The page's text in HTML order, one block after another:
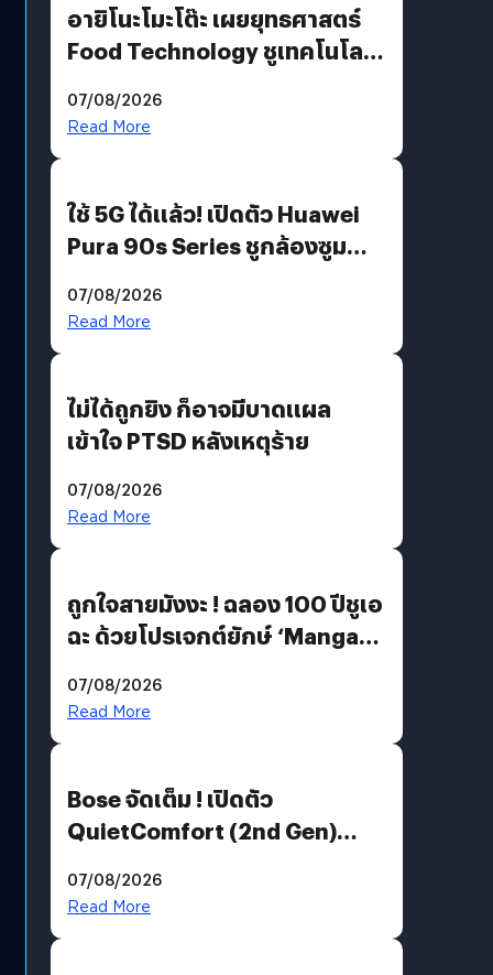
อายิโนะโมะโต๊ะ เผยยุทธศาสตร์
Food Technology ชูเทคโนโลยี
บริโภคและ B2B
07/08/2026
Read More
ใช้ 5G ได้แล้ว! เปิดตัว Huawei
Pura 90s Series ชูกล้องซูม
07/08/2026
Read More
ไม่ได้ถูกยิง ก็อาจมีบาดแผล
เข้าใจ PTSD หลังเหตุร้าย
07/08/2026
Read More
ถูกใจสายมังงะ ! ฉลอง 100 ปีชูเอ
ฉะ ด้วยโปรเจกต์ยักษ์ ‘Manga
มีภาษาไทยด้วย
07/08/2026
Read More
Bose จัดเต็ม ! เปิดตัว
QuietComfort (2nd Gen)
07/08/2026
Read More